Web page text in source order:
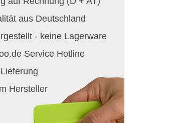
aus Deutschland
- keine Lagerware
Service Hotline
Hersteller